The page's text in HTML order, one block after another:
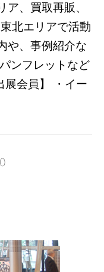
、買取再販、
北エリアで活動
や、事例紹介な
ンフレットなど
会員】 ・イー